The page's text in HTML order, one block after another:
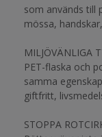
som används till
mössa,
MILJÖVÄNLIGA
PET-flaska och
samma
giftfritt,
STOPPA